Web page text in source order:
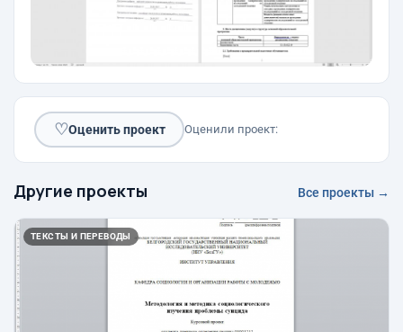
♡Оценить проект Оценили проект:
Другие проекты Все проекты →
ТЕКСТЫ И ПЕРЕВОДЫ